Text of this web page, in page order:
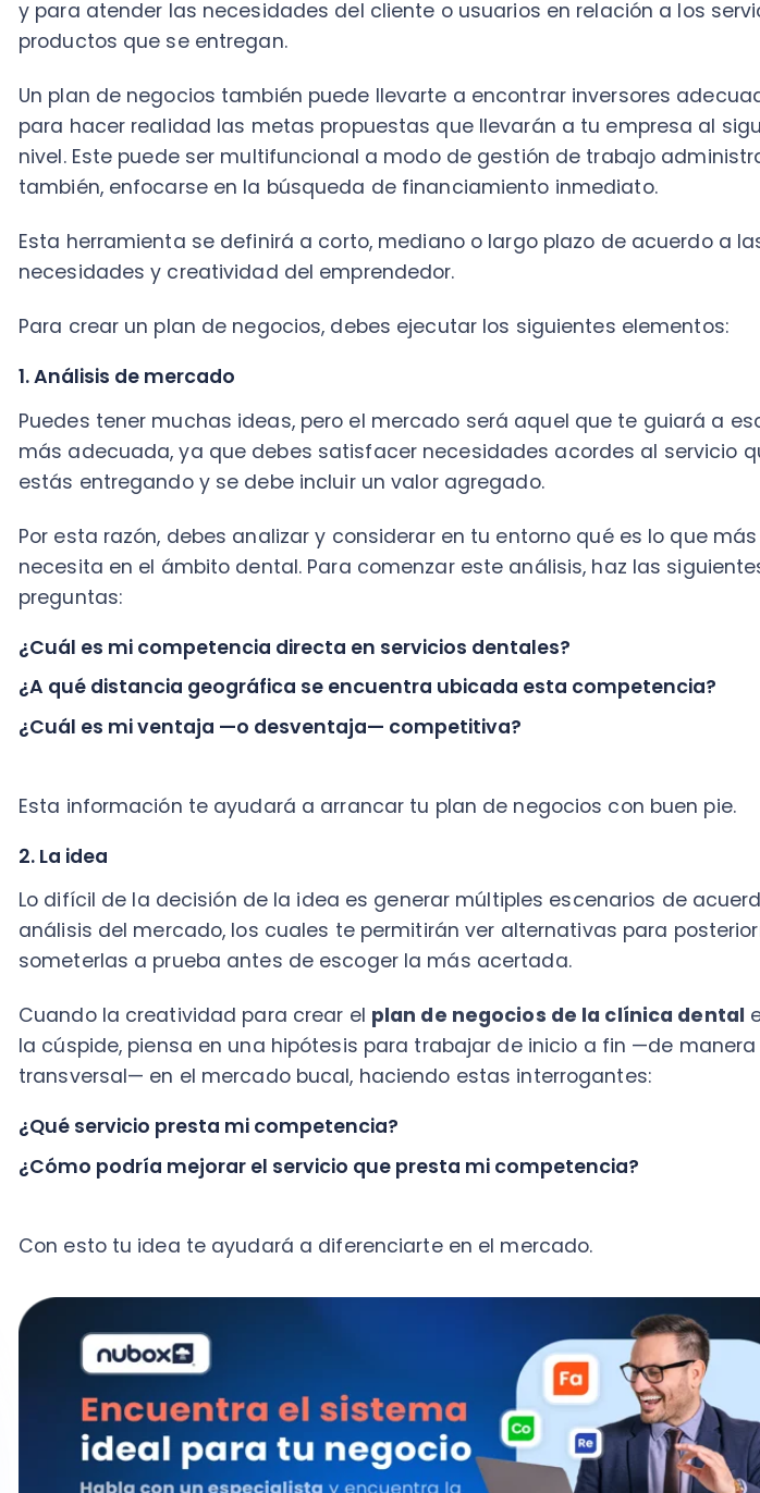
también, enfocarse en la búsqueda de financiamiento inmediato.
Esta herramienta se definirá a corto, mediano o largo plazo de acuerdo a las
necesidades y creatividad del emprendedor.
Para crear un plan de negocios, debes ejecutar los siguientes elementos:
1. Análisis de mercado
más adecuada, ya que debes satisfacer necesidades acordes al servicio que
estás entregando y se debe incluir un valor agregado.
Por esta razón, debes analizar y considerar en tu entorno qué es lo que más se
preguntas:
¿Cuál es mi competencia directa en servicios dentales?
¿A qué distancia geográfica se encuentra ubicada esta competencia?
¿Cuál es mi ventaja —o desventaja— competitiva?
Esta información te ayudará a arrancar tu plan de negocios con buen pie.
Lo difícil de la decisión de la idea es generar múltiples escenarios de acuerdo al
análisis del mercado, los cuales te permitirán ver alternativas para posteriormente
someterlas a prueba antes de escoger la más acertada.
transversal— en el mercado bucal, haciendo estas interrogantes:
¿Qué servicio presta mi competencia?
¿Cómo podría mejorar el servicio que presta mi competencia?
Con esto tu idea te ayudará a diferenciarte en el mercado.
Crear un plan de negocios ideal para una clínica dental
Para comenzar, puedes hacer una lista de los servicios del mismo rubro que se
encuentran a tu entorno, sin pasarte de las 20 páginas, ya que debe ser lúdico,